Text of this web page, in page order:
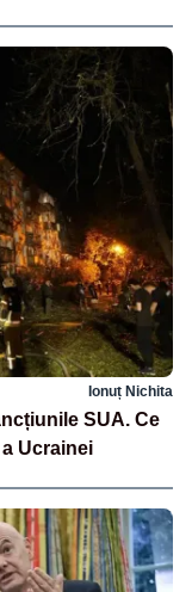
Ionuț Nichita
SUA. Ce
Ucrainei